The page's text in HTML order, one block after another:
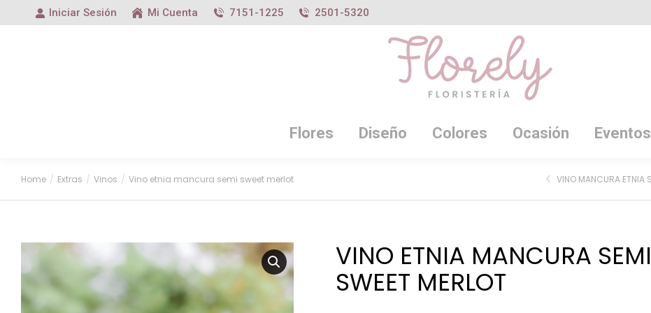
Iniciar Sesión Mi Cuenta 7151-1225 2501-5320
Flores Diseño Colores Ocasión Eventos
You are here:
Home Extras Vinos Vino etnia mancura semi sweet merlot
VINO ETNIA MANCURA SEMI
SWEET MERLOT